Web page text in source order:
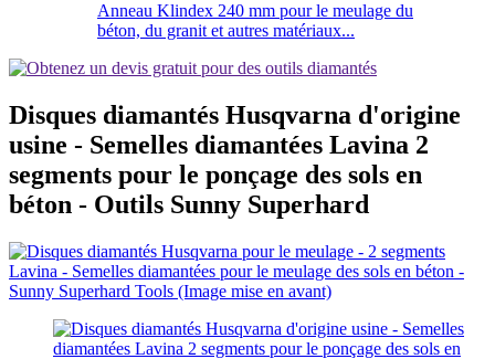
Anneau Klindex 240 mm pour le meulage du
béton, du granit et autres matériaux...
Disques diamantés Husqvarna d'origine
usine - Semelles diamantées Lavina 2
segments pour le ponçage des sols en
béton - Outils Sunny Superhard